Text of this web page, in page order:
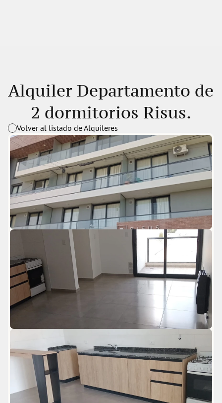
Alquiler Departamento de
2 dormitorios Risus.
Volver al listado de Alquileres